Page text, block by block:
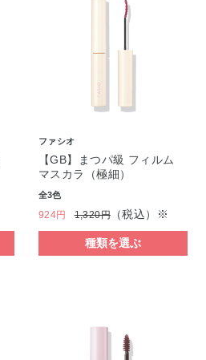
ファシオ
【GB】まつパ級 フィルム
マスカラ（極細）
全3色
924円 1,320円（税込）※
種類を選ぶ